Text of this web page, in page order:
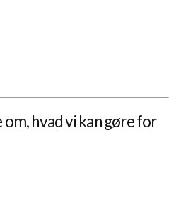
hvad vi kan gøre for